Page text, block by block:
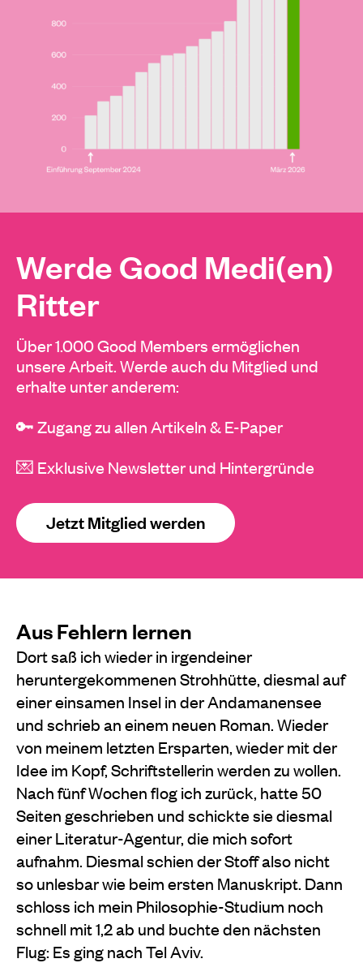
Werde Good Medi(en)
Ritter
Über 1.000 Good Members ermöglichen
unsere Arbeit. Werde auch du Mitglied und
erhalte unter anderem:
🔑 Zugang zu allen Artikeln & E-Paper
💌 Exklusive Newsletter und Hintergründe
Jetzt Mitglied werden
Aus Fehlern lernen
Dort saß ich wieder in irgendeiner
heruntergekommenen Strohhütte, diesmal auf
einer einsamen Insel in der Andamanensee
und schrieb an einem neuen Roman. Wieder
von meinem letzten Ersparten, wieder mit der
Idee im Kopf, Schriftstellerin werden zu wollen.
Nach fünf Wochen flog ich zurück, hatte 50
Seiten geschrieben und schickte sie diesmal
einer Literatur-Agentur, die mich sofort
aufnahm. Diesmal schien der Stoff also nicht
so unlesbar wie beim ersten Manuskript. Dann
schloss ich mein Philosophie-Studium noch
schnell mit 1,2 ab und buchte den nächsten
Flug: Es ging nach Tel Aviv.